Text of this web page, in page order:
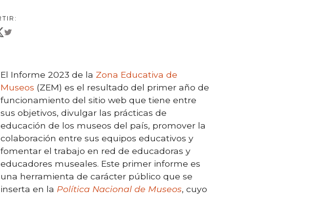
El Informe 2023 de la Zona Educativa de
Museos (ZEM) es el resultado del primer año de
funcionamiento del sitio web que tiene entre
sus objetivos, divulgar las prácticas de
educación de los museos del país, promover la
colaboración entre sus equipos educativos y
fomentar el trabajo en red de educadoras y
educadores museales. Este primer informe es
una herramienta de carácter público que se
inserta en la Política Nacional de Museos, cuyo